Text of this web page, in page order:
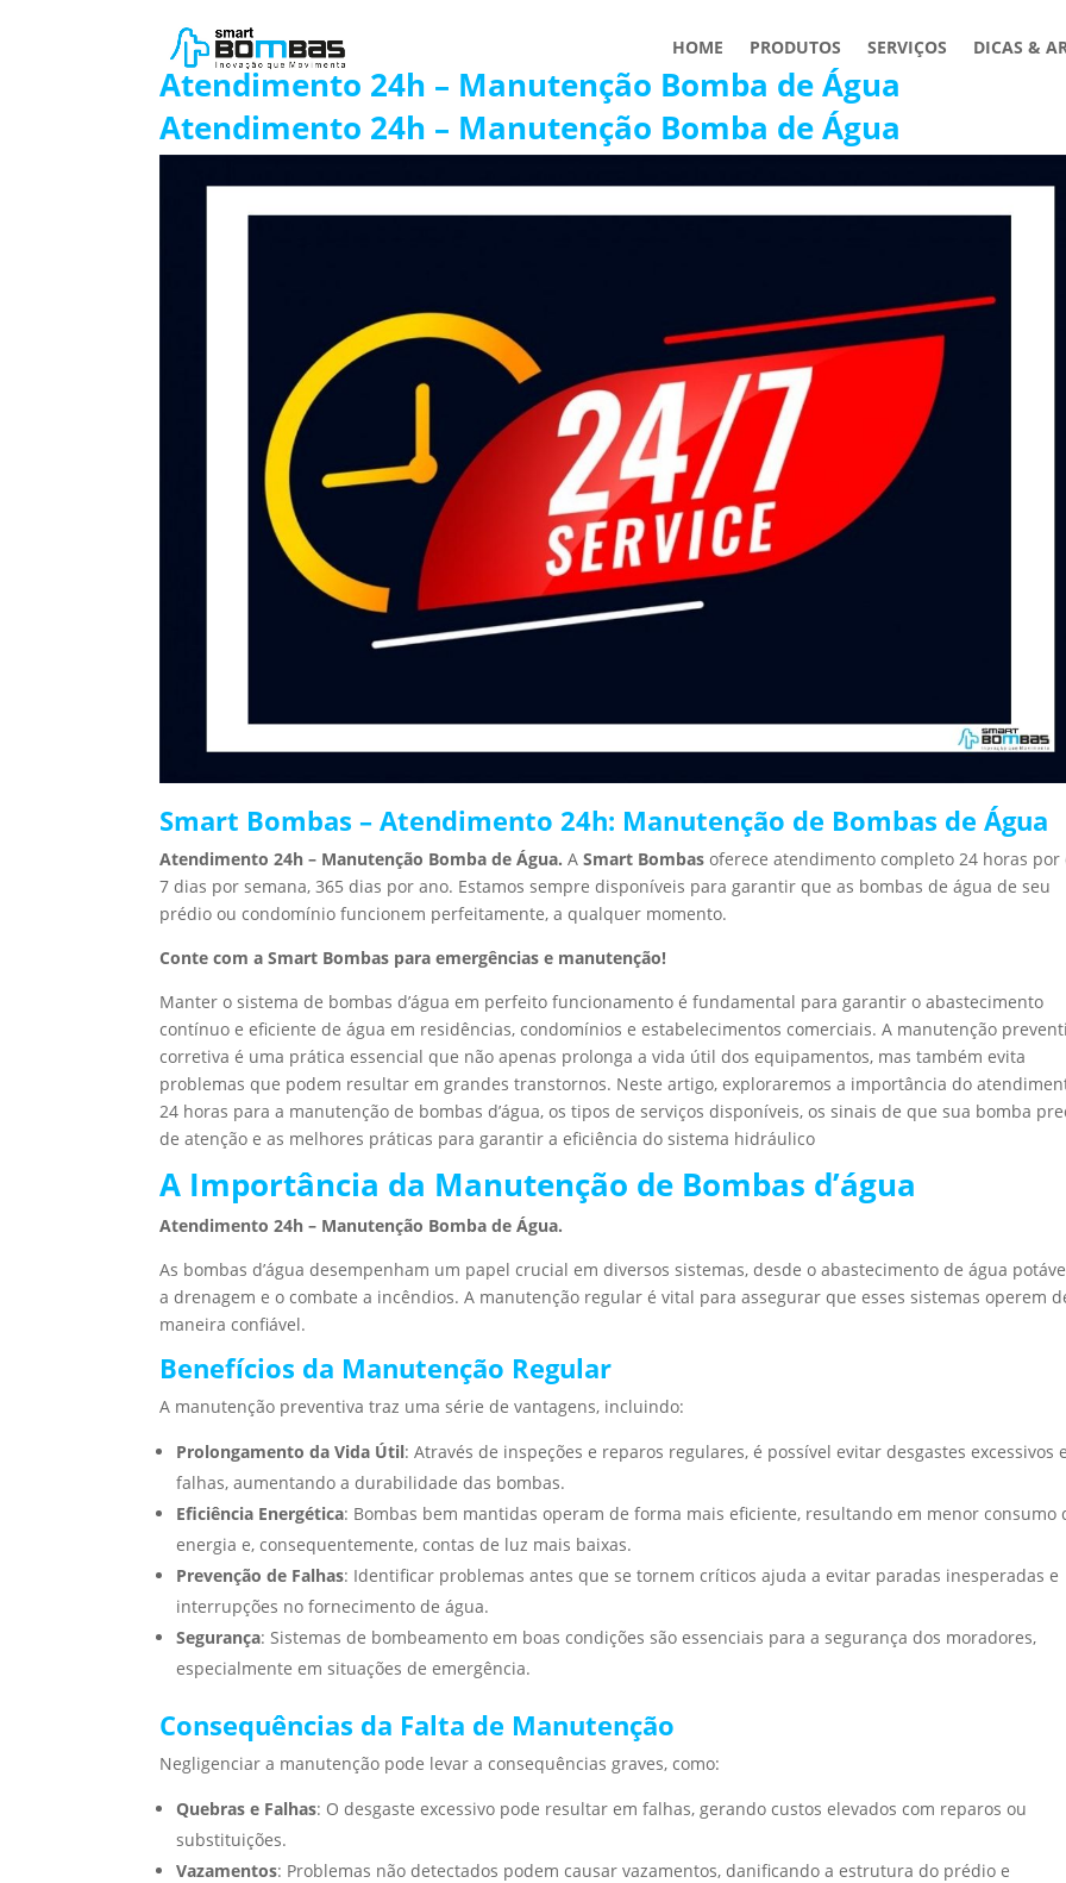
HOME PRODUTOS SERVIÇOS DICAS &
Atendimento 24h – Manutenção Bomba de Água
Atendimento 24h – Manutenção Bomba de Água
Smart Bombas – Atendimento 24h: Manutenção de Bombas de Água
Atendimento 24h – Manutenção Bomba de Água. ASmart Bombas oferece atendimento completo 24 horas por
7 dias por semana, 365 dias por ano. Estamos sempre disponíveis para garantir que as bombas de água de seu
prédio ou condomínio funcionem perfeitamente, a qualquer momento.
Conte com a Smart Bombas para emergências e manutenção!
Manter o sistema de bombas d’água em perfeito funcionamento é fundamental para garantir o abastecimento
contínuo e eficiente de água em residências, condomínios e estabelecimentos comerciais. A manutenção
corretiva é uma prática essencial que não apenas prolonga a vida útil dos equipamentos, mas também evita
problemas que podem resultar em grandes transtornos. Neste artigo, exploraremos a importância do
24 horas para a manutenção de bombas d’água, os tipos de serviços disponíveis, os sinais de que sua bomba
de atenção e as melhores práticas para garantir a eficiência do sistema hidráulico
A Importância da Manutenção de Bombas d’água
Atendimento 24h – Manutenção Bomba de Água.
As bombas d’água desempenham um papel crucial em diversos sistemas, desde o abastecimento de água
a drenagem e o combate a incêndios. A manutenção regular é vital para assegurar que esses sistemas operem
maneira confiável.
Benefícios da Manutenção Regular
A manutenção preventiva traz uma série de vantagens, incluindo:
Prolongamento da Vida Útil: Através de inspeções e reparos regulares, é possível evitar desgastes excessivos e
falhas, aumentando a durabilidade das bombas.
Eficiência Energética: Bombas bem mantidas operam de forma mais eficiente, resultando em menor consumo
energia e, consequentemente, contas de luz mais baixas.
Prevenção de Falhas: Identificar problemas antes que se tornem críticos ajuda a evitar paradas inesperadas e
interrupções no fornecimento de água.
Segurança: Sistemas de bombeamento em boas condições são essenciais para a segurança dos moradores,
especialmente em situações de emergência.
Consequências da Falta de Manutenção
Negligenciar a manutenção pode levar a consequências graves, como:
Quebras e Falhas: O desgaste excessivo pode resultar em falhas, gerando custos elevados com reparos ou
substituições.
Vazamentos: Problemas não detectados podem causar vazamentos, danificando a estrutura do prédio e